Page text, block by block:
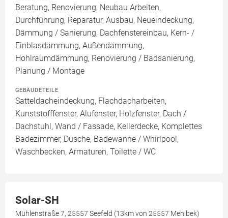
Beratung, Renovierung, Neubau Arbeiten,
Durchführung, Reparatur, Ausbau, Neueindeckung,
Dämmung / Sanierung, Dachfenstereinbau, Kern- /
Einblasdämmung, Außendämmung,
Hohlraumdämmung, Renovierung / Badsanierung,
Planung / Montage
GEBÄUDETEILE
Satteldacheindeckung, Flachdacharbeiten,
Kunststofffenster, Alufenster, Holzfenster, Dach /
Dachstuhl, Wand / Fassade, Kellerdecke, Komplettes
Badezimmer, Dusche, Badewanne / Whirlpool,
Waschbecken, Armaturen, Toilette / WC
Solar-SH
Mühlenstraße 7, 25557 Seefeld (13km von 25557 Mehlbek)